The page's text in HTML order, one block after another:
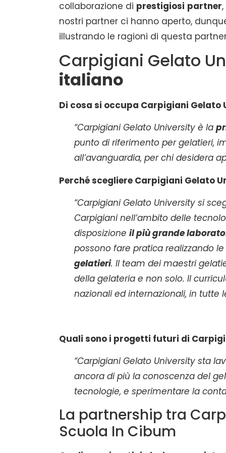
collaborazione di prestigiosi partner
nostri partner ci hanno aperto,
illustrando le ragioni di questa
Carpigiani Gelato
italiano
Di cosa si occupa Carpigiani Gelato
“Carpigiani Gelato University è la
punto di riferimento per gelatieri,
all’avanguardia, per chi desidera
Perché scegliere Carpigiani Gelato
“Carpigiani Gelato University si
Carpigiani nell’ambito delle
disposizione il più grande
possono fare pratica realizzando
gelatieri. Il team dei maestri
della gelateria e non solo. Il
nazionali ed internazionali, in tutte
Quali sono i progetti futuri di
“Carpigiani Gelato University sta
ancora di più la conoscenza del
tecnologie, e sperimentare la
La partnership tra
Scuola In Cibum